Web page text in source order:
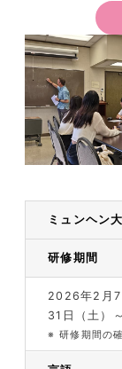
ミュンヘン
研修期間
2026年2月7
31日（土）
※ 研修期間の